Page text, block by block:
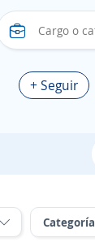
+ Seguir
Categoría